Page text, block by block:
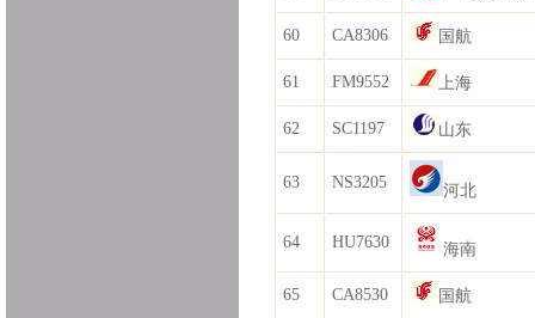
60 CA8306 国航
61 FM9552 上海
62 SC1197 山东
63 NS3205 河北
64 HU7630 海南
65 CA8530 国航